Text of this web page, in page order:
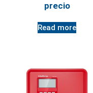
precio
Read more